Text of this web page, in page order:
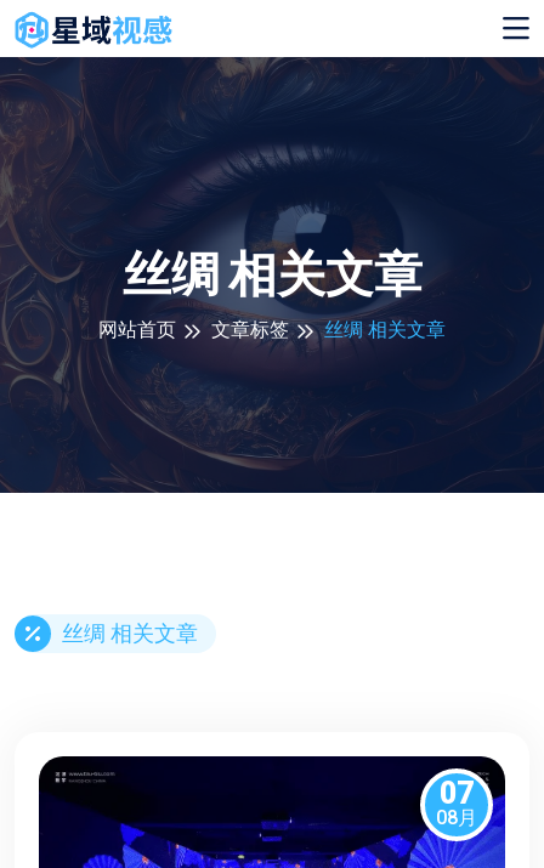
丝绸 相关文章
网站首页 文章标签 丝绸 相关文章
丝绸 相关文章
07
08月